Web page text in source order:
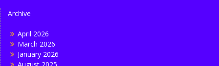
Archive
April 2026
March 2026
January 2026